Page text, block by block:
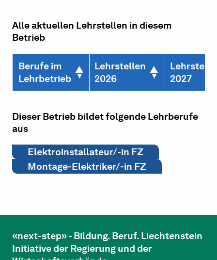
Alle aktuellen Lehrstellen in diesem
Betrieb
Berufe im
Lehrbetrieb
Lehrstellen
2026
2027
Dieser Betrieb bildet folgende Lehrberufe
aus
Elektroinstallateur/-in FZ
Montage-Elektriker/-in FZ
«next-step» - Bildung. Beruf. Liechtenstein
Initiative der Regierung und der